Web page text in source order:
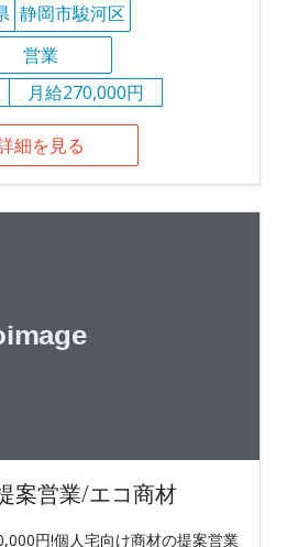
静岡市駿河区
営業
月給270,000円
細を見る
案営業/エコ商材
円!個人宅向け商材の提案営業